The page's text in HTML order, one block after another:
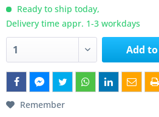
Ready to ship today,
Delivery time appr. 1-3 workdays
Add to
Remember